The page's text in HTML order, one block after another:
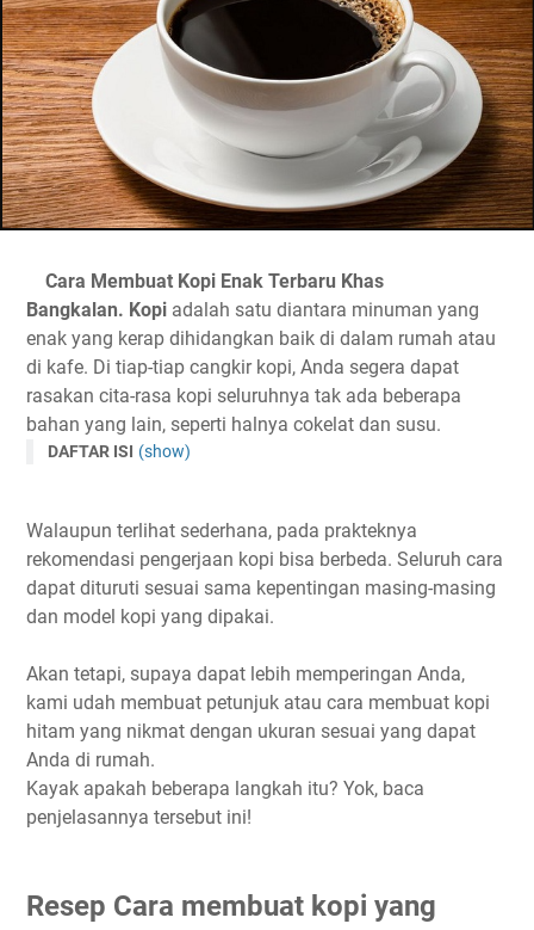
Cara Membuat Kopi Enak Terbaru Khas
Bangkalan. Kopi adalah satu diantara minuman yang
enak yang kerap dihidangkan baik di dalam rumah atau
di kafe. Di tiap-tiap cangkir kopi, Anda segera dapat
rasakan cita-rasa kopi seluruhnya tak ada beberapa
bahan yang lain, seperti halnya cokelat dan susu.
DAFTAR ISI (show)
Walaupun terlihat sederhana, pada prakteknya
rekomendasi pengerjaan kopi bisa berbeda. Seluruh cara
dapat dituruti sesuai sama kepentingan masing-masing
dan model kopi yang dipakai.
Akan tetapi, supaya dapat lebih memperingan Anda,
kami udah membuat petunjuk atau cara membuat kopi
hitam yang nikmat dengan ukuran sesuai yang dapat
Anda di rumah.
Kayak apakah beberapa langkah itu? Yok, baca
penjelasannya tersebut ini!
Resep Cara membuat kopi yang